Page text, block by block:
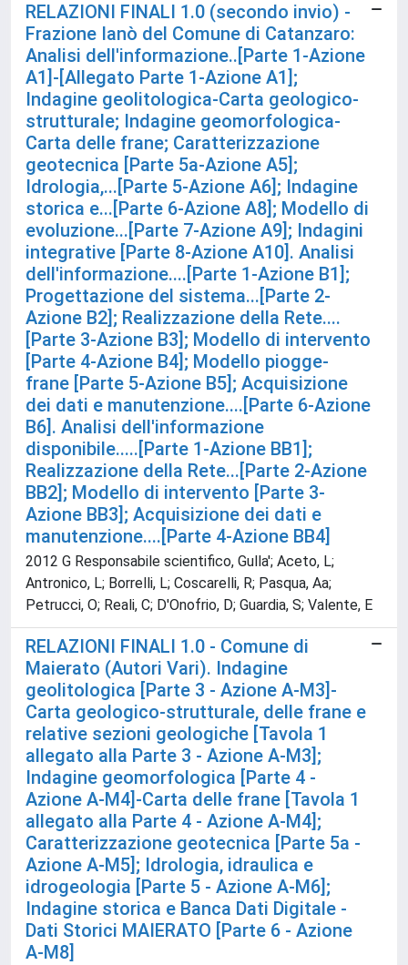
RELAZIONI FINALI 1.0 (secondo invio) -
Frazione Ianò del Comune di Catanzaro:
Analisi dell'informazione..[Parte 1-Azione
A1]-[Allegato Parte 1-Azione A1];
Indagine geolitologica-Carta geologico-
strutturale; Indagine geomorfologica-
Carta delle frane; Caratterizzazione
geotecnica [Parte 5a-Azione A5];
Idrologia,...[Parte 5-Azione A6]; Indagine
storica e...[Parte 6-Azione A8]; Modello di
evoluzione...[Parte 7-Azione A9]; Indagini
integrative [Parte 8-Azione A10]. Analisi
dell'informazione....[Parte 1-Azione B1];
Progettazione del sistema...[Parte 2-
Azione B2]; Realizzazione della Rete....
[Parte 3-Azione B3]; Modello di intervento
[Parte 4-Azione B4]; Modello piogge-
frane [Parte 5-Azione B5]; Acquisizione
dei dati e manutenzione....[Parte 6-Azione
B6]. Analisi dell'informazione
disponibile.....[Parte 1-Azione BB1];
Realizzazione della Rete...[Parte 2-Azione
BB2]; Modello di intervento [Parte 3-
Azione BB3]; Acquisizione dei dati e
manutenzione....[Parte 4-Azione BB4]
2012 G Responsabile scientifico, Gulla'; Aceto, L;
Antronico, L; Borrelli, L; Coscarelli, R; Pasqua, Aa;
Petrucci, O; Reali, C; D'Onofrio, D; Guardia, S; Valente, E
RELAZIONI FINALI 1.0 - Comune di
Maierato (Autori Vari). Indagine
geolitologica [Parte 3 - Azione A-M3]-
Carta geologico-strutturale, delle frane e
relative sezioni geologiche [Tavola 1
allegato alla Parte 3 - Azione A-M3];
Indagine geomorfologica [Parte 4 -
Azione A-M4]-Carta delle frane [Tavola 1
allegato alla Parte 4 - Azione A-M4];
Caratterizzazione geotecnica [Parte 5a -
Azione A-M5]; Idrologia, idraulica e
idrogeologia [Parte 5 - Azione A-M6];
Indagine storica e Banca Dati Digitale -
Dati Storici MAIERATO [Parte 6 - Azione
A-M8]